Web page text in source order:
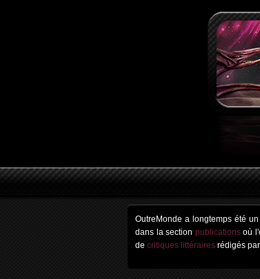
OutreMonde a longtemps été
dans la section publicationsoù
de critiques littéraires rédigés